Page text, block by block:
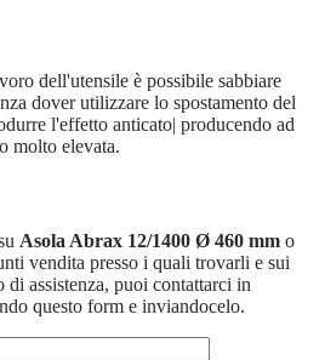
dell'utensile è possibile sabbiare
dover utilizzare lo spostamento del
l'effetto anticato| producendo ad
molto elevata.
Asola Abrax 12/1400 Ø 460 mm o
vendita presso i quali trovarli e sui
assistenza, puoi contattarci in
questo form e inviandocelo.